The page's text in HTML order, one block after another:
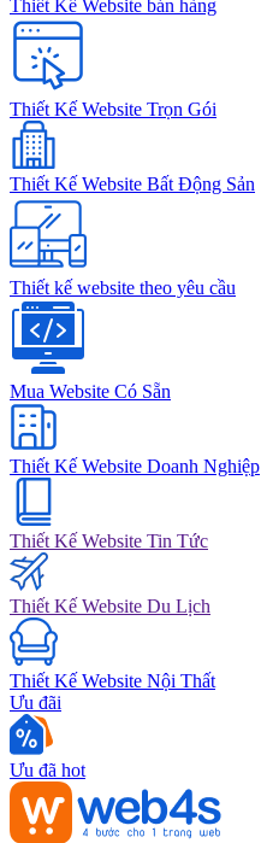
Thiết Kế Website bán hàng
Thiết Kế Website Trọn Gói
Thiết Kế Website Bất Động Sản
Thiết kế website theo yêu cầu
Mua Website Có Sẵn
Thiết Kế Website Doanh Nghiệp
Thiết Kế Website Tin Tức
Thiết Kế Website Du Lịch
Thiết Kế Website Nội Thất
Ưu đãi
Ưu đã hot